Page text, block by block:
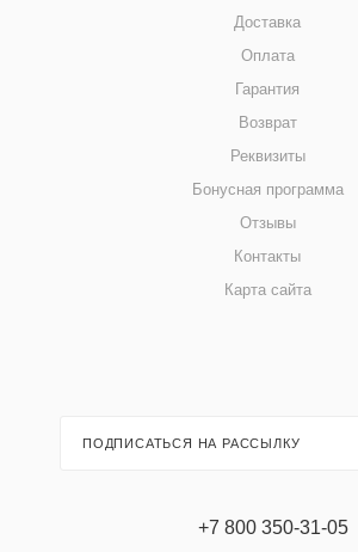
Доставка
Оплата
Гарантия
Возврат
Реквизиты
Бонусная программа
Отзывы
Контакты
Карта сайта
ПОДПИСАТЬСЯ НА РАССЫЛКУ
+7 800 350-31-05